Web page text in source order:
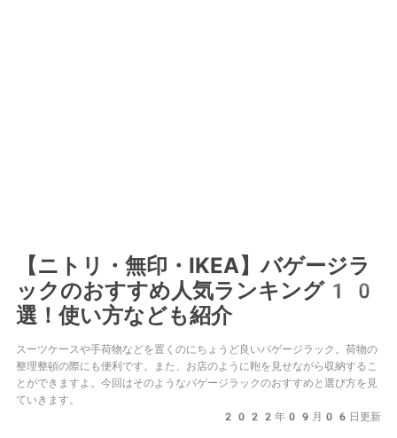
【ニトリ・無印・IKEA】バゲージラ
ックのおすすめ人気ランキング10
選！使い方なども紹介
スーツケースや手荷物などを置くのにちょうど良いバゲージラック。荷物の
整理整頓の際にも便利です。また、お店のように鞄を見せながら収納するこ
とができますよ。今回はそのようなバゲージラックのおすすめと選び方を見
ていきます。
2022年09月06日更新